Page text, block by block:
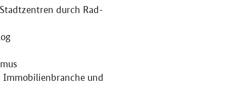
durch Rad-
Immobilienbranche und